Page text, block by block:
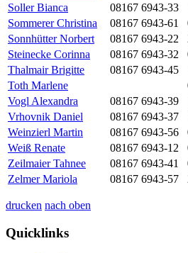
Soller Bianca
08167 6943-33
Sommerer Christina
08167 6943-61
Sonnhütter Norbert
08167 6943-22
Steinecke Corinna
08167 6943-32
Thalmair Brigitte
08167 6943-45
Toth Marlene
Vogl Alexandra
08167 6943-39
Vrhovnik Daniel
08167 6943-37
Weinzierl Martin
08167 6943-56
Weiß Renate
08167 6943-12
Zeilmaier Tahnee
08167 6943-41
Zelmer Mariola
08167 6943-57
drucken nach oben
Quicklinks